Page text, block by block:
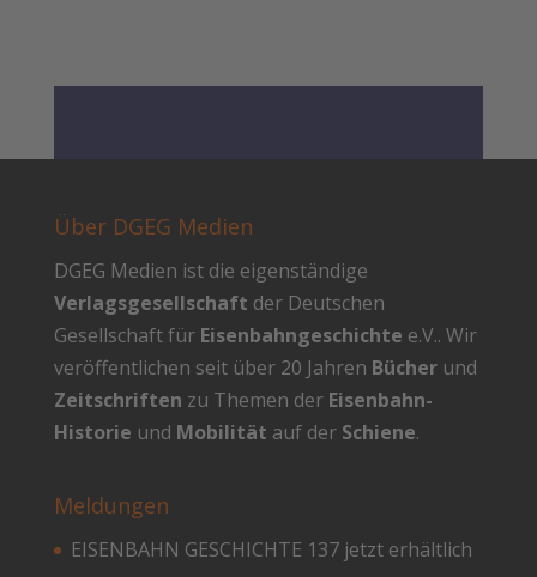
Über DGEG Medien
DGEG Medien ist die eigenständige
Verlagsgesellschaft der Deutschen
Gesellschaft für Eisenbahngeschichte e.V.. Wir
veröffentlichen seit über 20 Jahren Bücherund
Zeitschriften zu Themen der Eisenbahn-
Historie und Mobilität auf der Schiene.
Meldungen
EISENBAHN GESCHICHTE 137 jetzt erhältlich